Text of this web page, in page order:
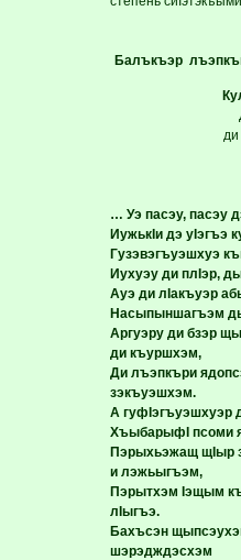
Балъкъэр
… Уэ пасэу, пасэу
ИужькIи дэ уIэгъэ
Гузэвэгъуэшхуэ
Иухуэу ди плIэр,
Ауэ ди лIакъуэр
Насыпыншагъэм
Аргуэру ди бзэр
ди къуршхэм,
Ди лъэпкъри
зэкъуэшхэм.
А гуфIэгъуэшхуэр
ХъыбарыфI псоми
Пэрыхьэжащ щIыр
и лэжьыгъэм,
Пэрытхэм Iэщым
лIыгъэ.
Бахъсэн
шэрэдждэсхэм